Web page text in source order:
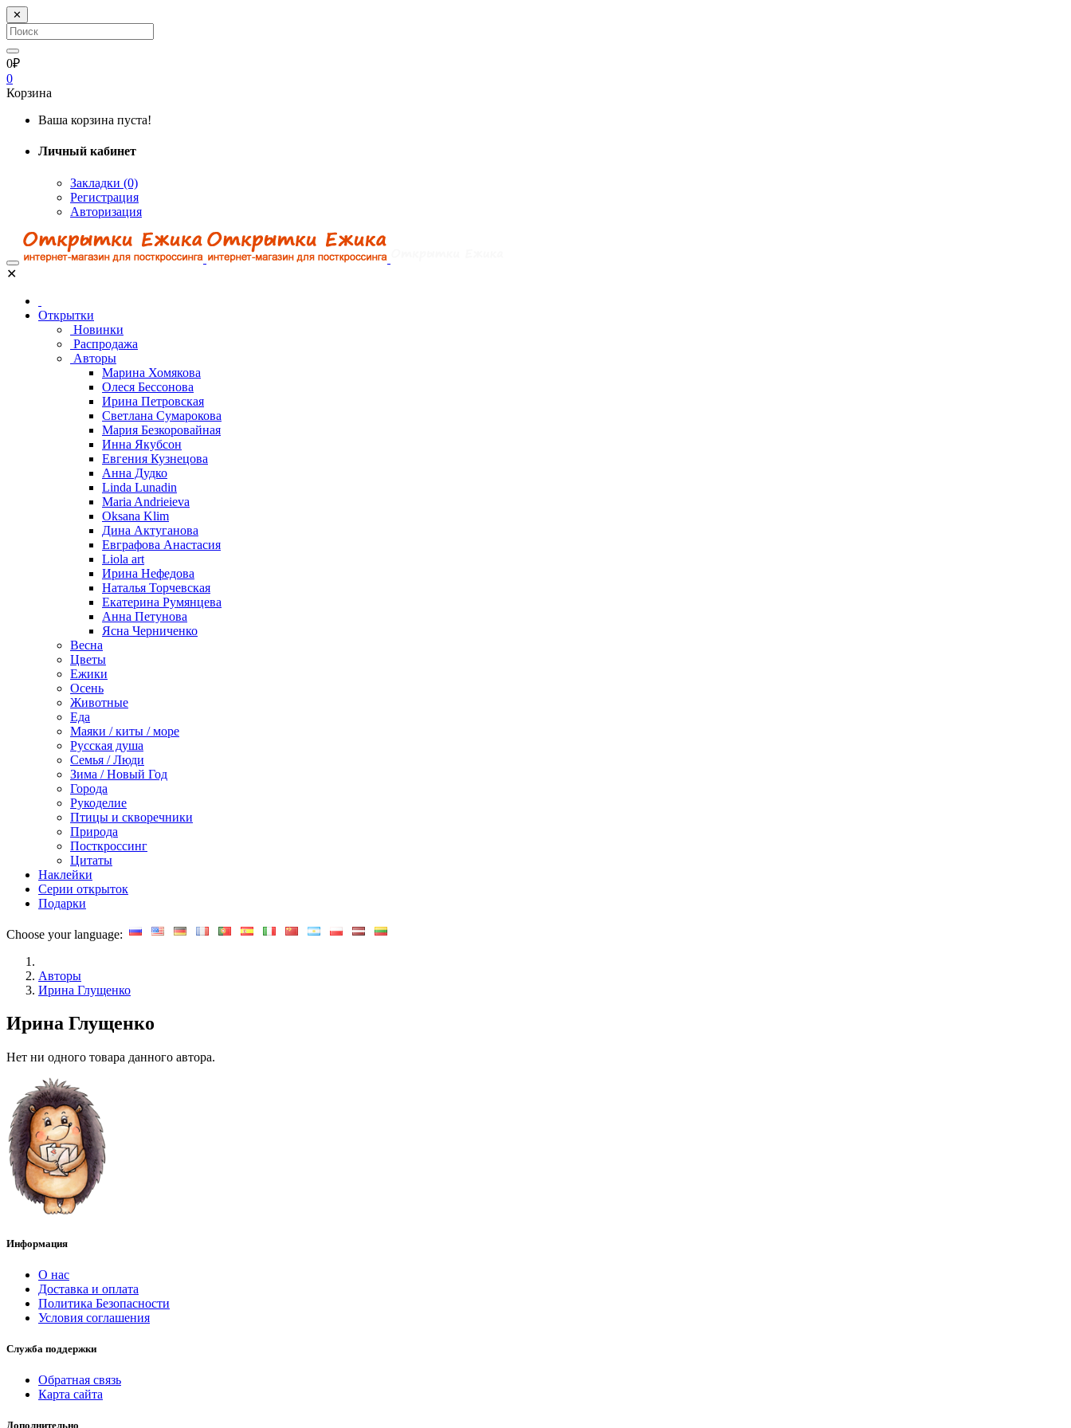
✕
0₽
0
Корзина
Ваша корзина пуста!
Личный кабинет
Закладки (0)
Регистрация
Авторизация
✕
Открытки
Новинки
Распродажа
Авторы
Марина Хомякова
Олеся Бессонова
Ирина Петровская
Светлана Сумарокова
Мария Безкоровайная
Инна Якубсон
Евгения Кузнецова
Анна Дудко
Linda Lunadin
Maria Andrieieva
Oksana Klim
Дина Актуганова
Евграфова Анастасия
Liola art
Ирина Нефедова
Наталья Торчевская
Екатерина Румянцева
Анна Петунова
Ясна Черниченко
Весна
Цветы
Ежики
Осень
Животные
Еда
Маяки / киты / море
Русская душа
Семья / Люди
Зима / Новый Год
Города
Рукоделие
Птицы и скворечники
Природа
Посткроссинг
Цитаты
Наклейки
Серии открыток
Подарки
Choose your language:
Авторы
Ирина Глущенко
Ирина Глущенко
Нет ни одного товара данного автора.
Информация
О нас
Доставка и оплата
Политика Безопасности
Условия соглашения
Служба поддержки
Обратная связь
Карта сайта
Дополнительно